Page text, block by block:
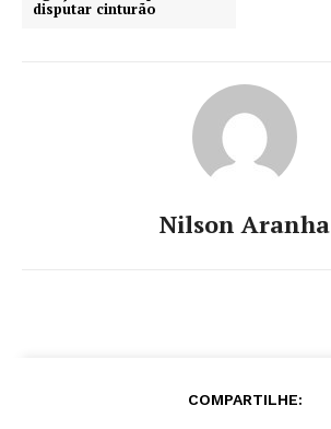
disputar cinturão
Nilson Aranha
COMPARTILHE: